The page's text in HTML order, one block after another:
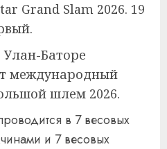
Grand Slam 2026. 19
Баторе
международный
шлем 2026.
в 7 весовых
и 7 весовых